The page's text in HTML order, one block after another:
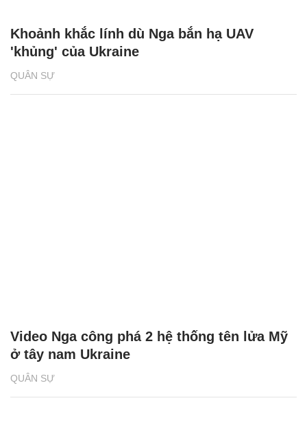
QUÂN SỰ
Khoảnh khắc lính dù Nga bắn hạ UAV
'khủng' của Ukraine
QUÂN SỰ
Video Nga công phá 2 hệ thống tên lửa Mỹ
ở tây nam Ukraine